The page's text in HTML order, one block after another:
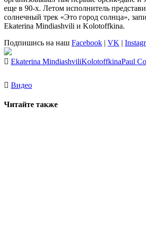
еще в 90-х. Летом исполнитель
солнечный трек «Это город солнца»,
Ekaterina Mindiashvili и Kolotoffkina.
Подпишись на наш Facebook | VK |
Ekaterina MindiashviliKolotoffkinaPaul
Видео
Читайте также